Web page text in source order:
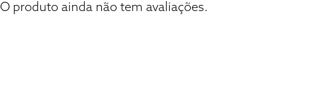
O produto ainda não tem avaliações.